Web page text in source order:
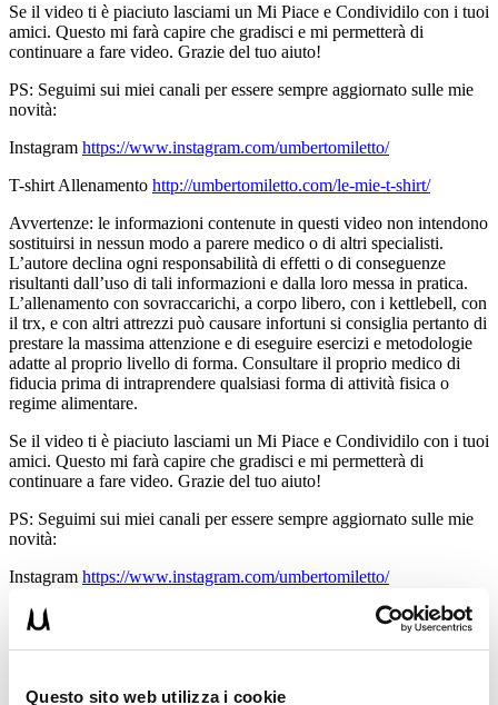
Questo sito web utilizza i cookie
Se il video ti è piaciuto lasciami un Mi Piace e Condividilo con i tuoi
amici. Questo mi farà capire che gradisci e mi permetterà di
continuare a fare video. Grazie del tuo aiuto!
PS: Seguimi sui miei canali per essere sempre aggiornato sulle mie
novità:
Instagram https://www.instagram.com/umbertomiletto/
‍T-shirt Allenamento http://umbertomiletto.com/le-mie-t-shirt/
Avvertenze: le informazioni contenute in questi video non intendono
sostituirsi in nessun modo a parere medico o di altri specialisti.
L’autore declina ogni responsabilità di effetti o di conseguenze
risultanti dall’uso di tali informazioni e dalla loro messa in pratica.
L’allenamento con sovraccarichi, a corpo libero, con i kettlebell, con
il trx, e con altri attrezzi può causare infortuni si consiglia pertanto di
prestare la massima attenzione e di eseguire esercizi e metodologie
adatte al proprio livello di forma. Consultare il proprio medico di
fiducia prima di intraprendere qualsiasi forma di attività fisica o
regime alimentare.
Se il video ti è piaciuto lasciami un Mi Piace e Condividilo con i tuoi
amici. Questo mi farà capire che gradisci e mi permetterà di
continuare a fare video. Grazie del tuo aiuto!
PS: Seguimi sui miei canali per essere sempre aggiornato sulle mie
novità:
Instagram https://www.instagram.com/umbertomiletto/
‍T-shirt Allenamento
http://umbertomiletto.com/le-mie-t-shirt/
Avvertenze: le informazioni contenute in questi video non intendono
L’autore declina ogni responsabilità di effetti o di conseguenze